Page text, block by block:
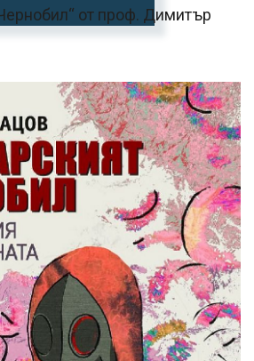
от проф. Димитър